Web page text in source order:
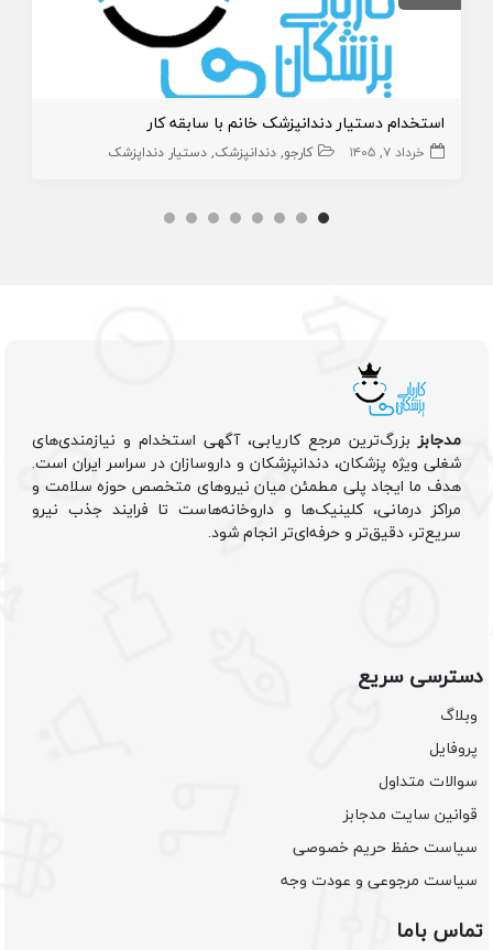
استخدام دستیار دندانپزشک خانم با سابقه کار
خرداد ۷, ۱۴۰۵ کارجو دندانپزشک دستیار دنداپزشک
مدجابزبزرگ‌ترین مرجع کاریابی، آگهی استخدام و نیازمندی‌های
شغلی ویژه پزشکان، دندانپزشکان و داروسازان در سراسر ایران است.
هدف ما ایجاد پلی مطمئن میان نیروهای متخصص حوزه سلامت و
مراکز درمانی، کلینیک‌ها و داروخانه‌هاست تا فرایند جذب نیرو
سریع‌تر، دقیق‌تر و حرفه‌ای‌تر انجام شود.
دسترسی سریع
وبلاگ
پروفایل
سوالات متداول
قوانین سایت مدجابز
سیاست حفظ حریم خصوصی
سیاست مرجوعی و عودت وجه
تماس باما